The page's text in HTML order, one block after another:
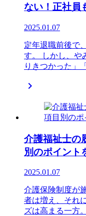
ない！正社員
2025.01.07
定年退職前後で
す。 しかし、や
りきつかった」

介護福祉士の
別のポイント
2025.01.07
介護保険制度が
者は増え、それ
ズは高まる一方